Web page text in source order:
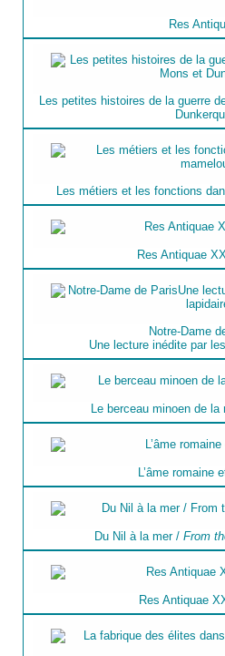
Res
Les petites histoires de la guerre
Les métiers et les fonctions
Res Antiquae
Notre-Dame
Une lecture inédite par
Le berceau minoen de la
L’âme romaine
Du Nil à la mer / From
Res Antiquae